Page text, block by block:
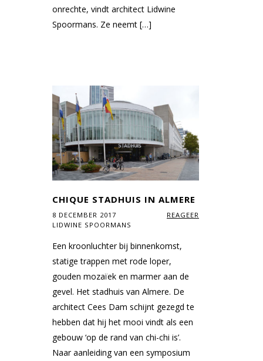
onrechte, vindt architect Lidwine
Spoormans. Ze neemt […]
CHIQUE STADHUIS IN ALMERE
8 DECEMBER 2017
REAGEER
LIDWINE SPOORMANS
Een kroonluchter bij binnenkomst,
statige trappen met rode loper,
gouden mozaïek en marmer aan de
gevel. Het stadhuis van Almere. De
architect Cees Dam schijnt gezegd te
hebben dat hij het mooi vindt als een
gebouw ‘op de rand van chi-chi is’.
Naar aanleiding van een symposium